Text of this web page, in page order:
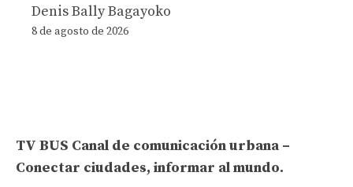
Denis Bally Bagayoko
8 de agosto de 2026
TV BUS Canal de comunicación urbana –
Conectar ciudades, informar al mundo.